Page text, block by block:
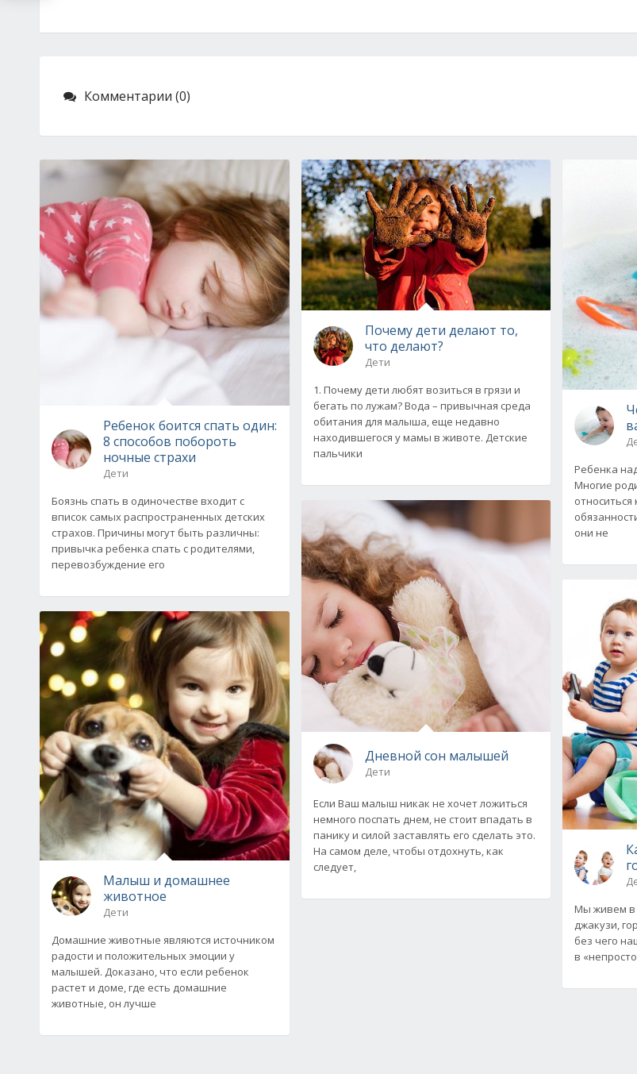
Комментарии (0)
Ребенок боится спать один:
8 способов побороть
ночные страхи
Дети
Боязнь спать в одиночестве входит с
вписок самых распространенных детских
страхов. Причины могут быть различны:
привычка ребенка спать с родителями,
перевозбуждение его
Малыш и домашнее
животное
Дети
Домашние животные являются источником
радости и положительных эмоции у
малышей. Доказано, что если ребенок
растет и доме, где есть домашние
животные, он лучше
Почему дети делают то,
что делают?
Дети
1. Почему дети любят возиться в грязи и
бегать по лужам? Вода – привычная среда
обитания для малыша, еще недавно
находившегося у мамы в животе. Детские
пальчики
Дневной сон малышей
Дети
Если Ваш малыш никак не хочет ложиться
немного поспать днем, не стоит впадать в
панику и силой заставлять его сделать это.
На самом деле, чтобы отдохнуть, как
следует,
Ребенка
Многие
они не
Мы живем в
джакузи,
без чего
в